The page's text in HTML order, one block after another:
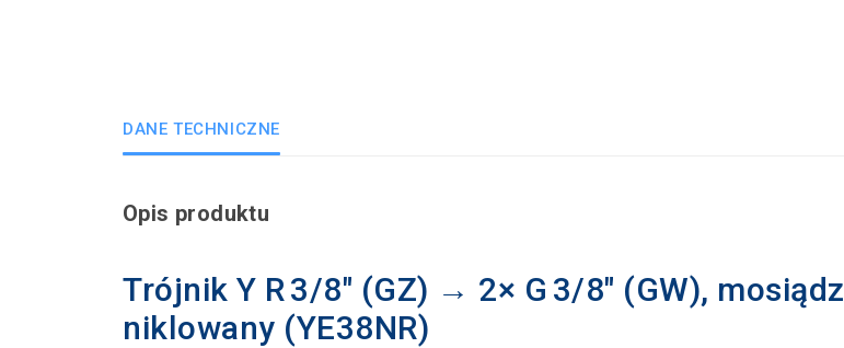
DANE TECHNICZNE
Opis produktu
Trójnik Y R 3/8″ (GZ) → 2× G 3/8″ (GW), mosiądz
niklowany (YE38NR)